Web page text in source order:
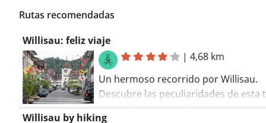
Rutas recomendadas
Willisau: feliz viaje
|4,68 km
Un hermoso recorrido por Willisau.
Descubre las peculiaridades de esta
del castillo (Castillo del Alguacil) a lo
Willisau by hiking